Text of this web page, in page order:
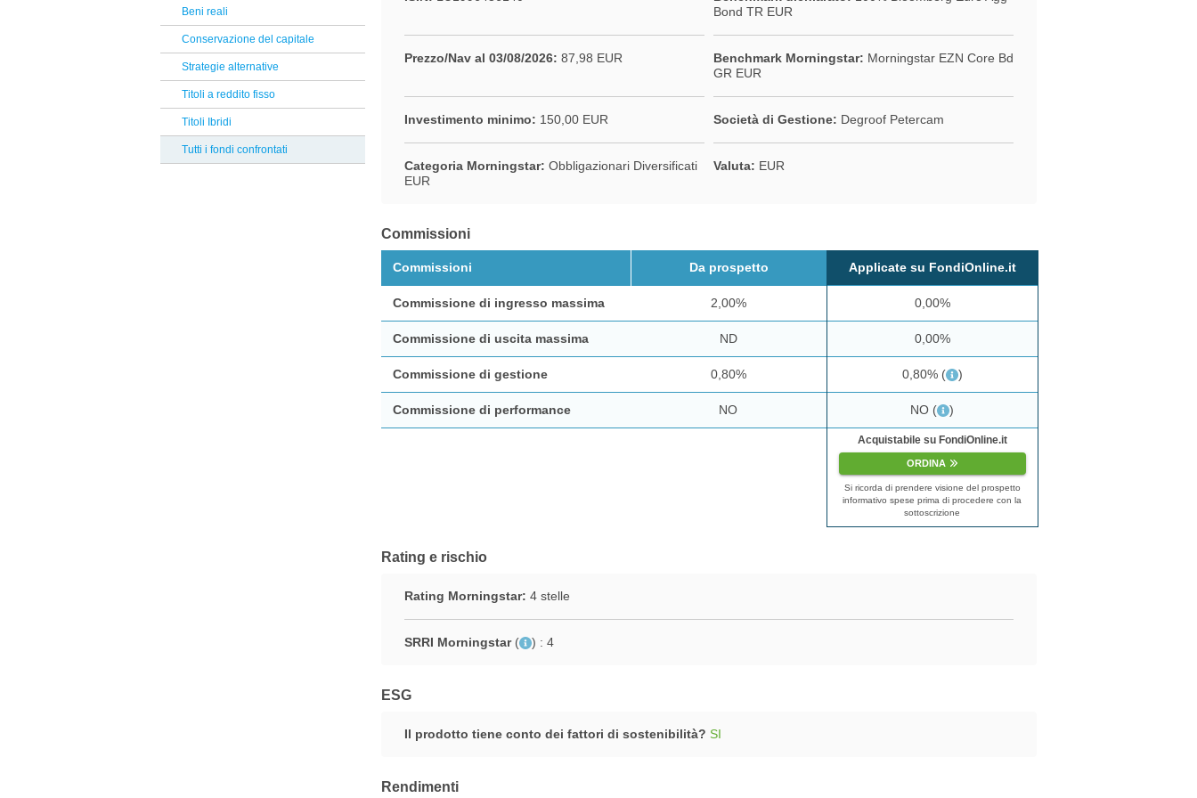
Reclami Assicurativi
Reclami Servizio di Investimento
T. Rowe Price
M&G investments
Generali
Credit Suisse
Albermarle
Finlabo
Beni reali
Conservazione del capitale
Strategie alternative
Titoli a reddito fisso
Titoli Ibridi
Tutti i fondi confrontati
Bond TR EUR
Prezzo/Nav al 03/08/2026: 87,98 EUR Benchmark Morningstar: Morningstar EZN Core Bd
GR EUR
Investimento minimo: 150,00 EUR Società di Gestione: Degroof Petercam
Categoria Morningstar: Obbligazionari Diversificati
EUR
Valuta: EUR
Commissioni
Commissioni Da prospetto Applicate su FondiOnline.it
Commissione di ingresso massima 2,00% 0,00%
Commissione di uscita massima ND 0,00%
Commissione di gestione 0,80% 0,80% ( )
Commissione di performance NO NO ( )
Acquistabile su FondiOnline.it
ORDINA
Si ricorda di prendere visione del prospetto
informativo spese prima di procedere con la
sottoscrizione
Rating e rischio
Rating Morningstar: 4 stelle
SRRI Morningstar ( ) : 4
ESG
Il prodotto tiene conto dei fattori di sostenibilità? SI
Rendimenti